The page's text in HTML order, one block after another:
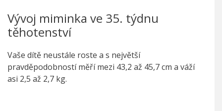
Vývoj miminka ve 35. týdnu
těhotenství
Vaše dítě neustále roste a s největší
pravděpodobností měří mezi 43,2 až 45,7 cm a váží
asi 2,5 až 2,7 kg.